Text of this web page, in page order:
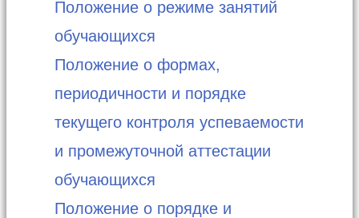
Положение о режиме занятий
обучающихся
Положение о формах,
периодичности и порядке
текущего контроля успеваемости
и промежуточной аттестации
обучающихся
Положение о порядке и